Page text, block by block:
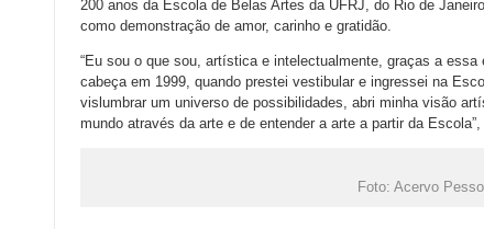
200 anos da Escola de Belas Artes da UFRJ, do Rio de
como demonstração de amor, carinho e gratidão.
“Eu sou o que sou, artística e intelectualmente, graças a
cabeça em 1999, quando prestei vestibular e ingressei na
vislumbrar um universo de possibilidades, abri minha visão
mundo através da arte e de entender a arte a partir da
Foto: Acervo